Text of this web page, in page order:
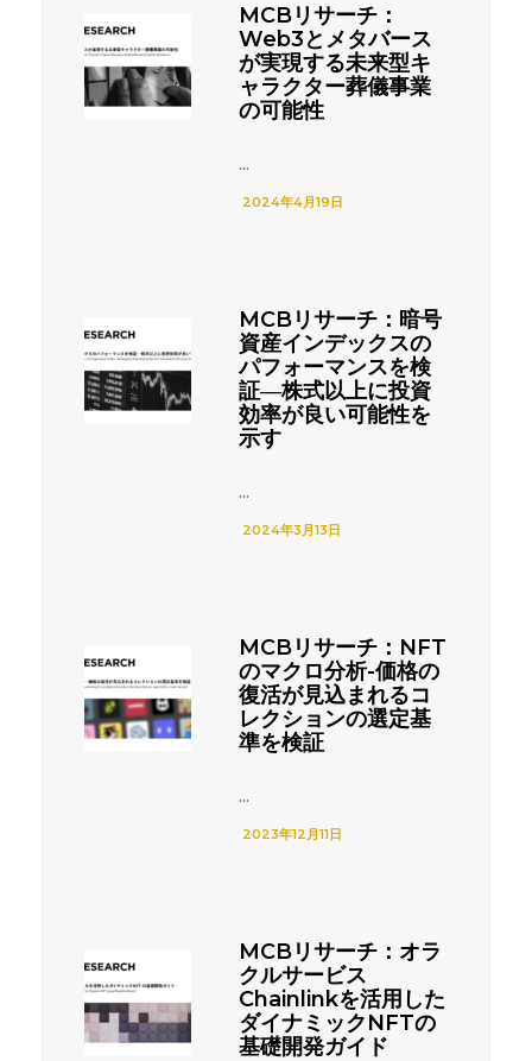
MCBリサーチ：
Web3とメタバース
が実現する未来型キ
ャラクター葬儀事業
の可能性
...
2024年4月19日
MCBリサーチ：暗号
資産インデックスの
パフォーマンスを検
証―株式以上に投資
効率が良い可能性を
示す
...
2024年3月13日
MCBリサーチ：NFT
のマクロ分析-価格の
復活が見込まれるコ
レクションの選定基
準を検証
...
2023年12月11日
MCBリサーチ：オラ
クルサービス
Chainlinkを活用した
ダイナミックNFTの
基礎開発ガイド